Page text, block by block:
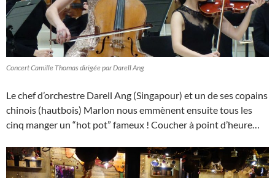
Concert Camille Thomas dirigée par Darell Ang
Le chef d’orchestre Darell Ang (Singapour) et un de ses copains
chinois (hautbois) Marlon nous emmènent ensuite tous les
cinq manger un “hot pot” fameux ! Coucher à point d’heure…